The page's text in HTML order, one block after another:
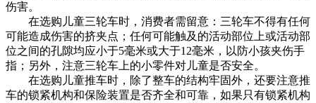
伤害。
在选购儿童三轮车时，消费者需留意：三轮车不得有任何
可能造成伤害的挤夹点；任何可能触及的活动部位上或活动部
位之间的孔隙均应小于5毫米或大于12毫米，以防小孩夹伤手
指；另外，注意三轮车上的小零件对儿童是否安全。
在选购儿童推车时，除了整车的结构牢固外，还要注意推
车的锁紧机构和保险装置是否齐全和可靠，如果只有锁紧机构